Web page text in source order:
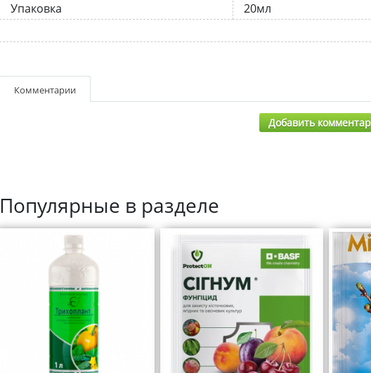
Упаковка 20мл
Комментарии
Добавить
Популярные в разделе